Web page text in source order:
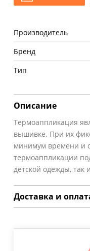
Производитель
Бренд
Тип
Описание
Термоаппликация
вышивке. При их
минимум времени и
термоаппликации
детской одежды, так
Доставка и